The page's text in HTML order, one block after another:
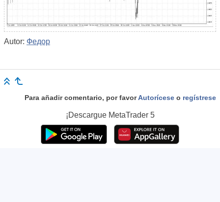
Autor: Федор
Para añadir comentario, por favorAutorícese o regístrese
¡Descargue MetaTrader 5